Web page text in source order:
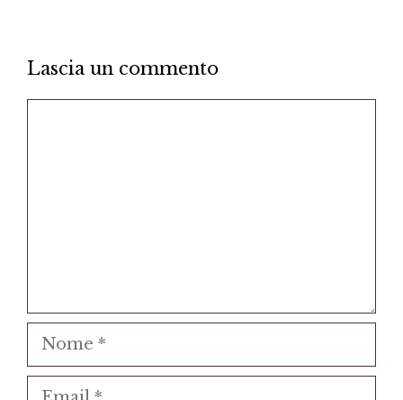
Lascia un commento
Nome
Email